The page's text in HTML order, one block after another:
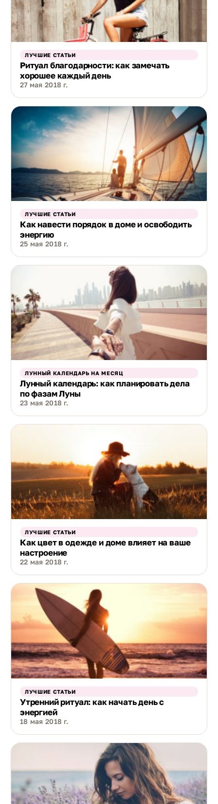
ЛУЧШИЕ СТАТЬИ
Ритуал благодарности: как замечать
хорошее каждый день
27 мая 2018 г.
ЛУЧШИЕ СТАТЬИ
Как навести порядок в доме и освободить
энергию
25 мая 2018 г.
ЛУННЫЙ КАЛЕНДАРЬ НА МЕСЯЦ
Лунный календарь: как планировать дела
по фазам Луны
23 мая 2018 г.
ЛУЧШИЕ СТАТЬИ
Как цвет в одежде и доме влияет на ваше
настроение
22 мая 2018 г.
ЛУЧШИЕ СТАТЬИ
Утренний ритуал: как начать день с
энергией
18 мая 2018 г.